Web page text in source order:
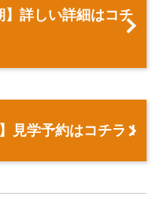
】詳しい詳細はコチ
見学予約はコチラ！